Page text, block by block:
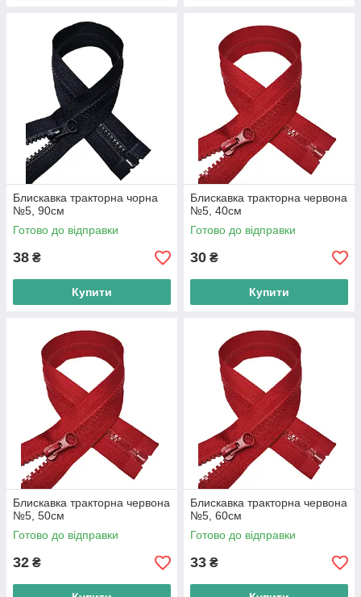
Блискавка тракторна чорна
№5, 90см
Готово до відправки
38 ₴
Купити
Блискавка тракторна червона
№5, 40см
Готово до відправки
30 ₴
Купити
Блискавка тракторна червона
№5, 50см
Готово до відправки
32 ₴
Блискавка тракторна червона
№5, 60см
Готово до відправки
33 ₴